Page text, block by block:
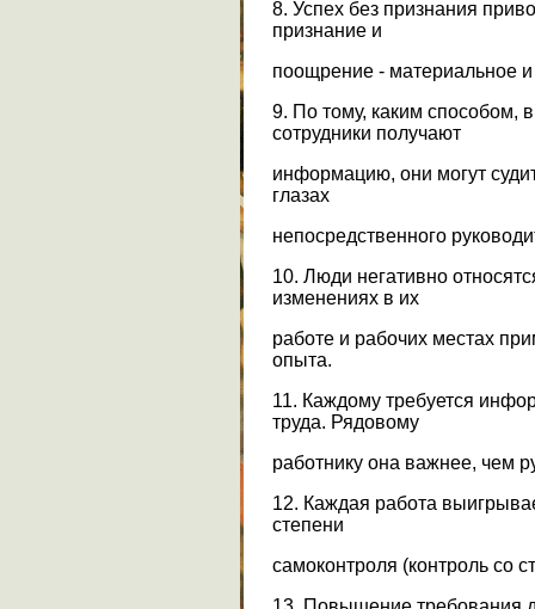
8. Успех без признания
признание и
поощрение - материальное
9. По тому, каким способом,
сотрудники получают
информацию, они могут
глазах
непосредственного
10. Люди негативно
изменениях в их
работе и рабочих местах
опыта.
11. Каждому требуется
труда. Рядовому
работнику она важнее, чем
12. Каждая работа
степени
самоконтроля (контроль со